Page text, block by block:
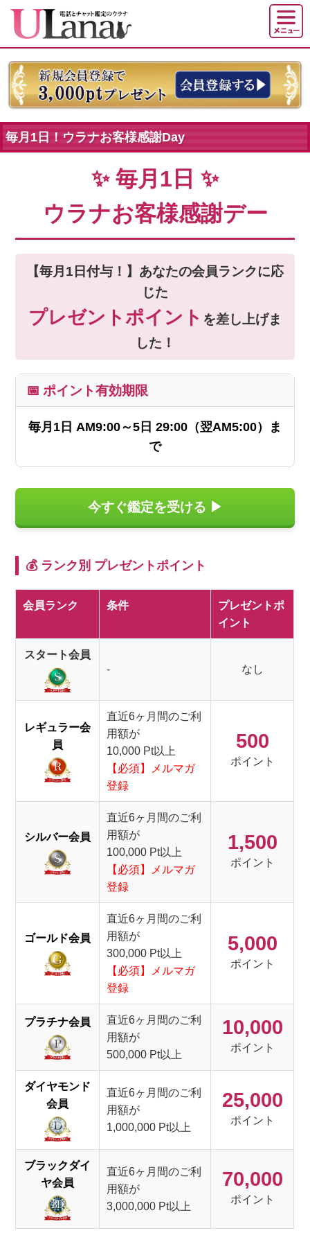
毎月1日！ウラナお客様感謝Day
✨ 毎月1日 ✨
ウラナお客様感謝デー
【毎月1日付与！】あなたの会員ランクに応
じた
プレゼントポイント を差し上げま
した！
📅 ポイント有効期限
毎月1日 AM9:00～5日 29:00（翌AM5:00）ま
で
今すぐ鑑定を受ける ▶
💰 ランク別 プレゼントポイント
会員ランク 条件
プレゼントポ
イント
スタート会員
-
なし
レギュラー会
員
直近6ヶ月間のご利
用額が
10,000 Pt以上
【必須】メルマガ
登録
500
ポイント
シルバー会員
直近6ヶ月間のご利
用額が
100,000 Pt以上
【必須】メルマガ
登録
1,500
ポイント
ゴールド会員
直近6ヶ月間のご利
用額が
300,000 Pt以上
【必須】メルマガ
登録
5,000
ポイント
プラチナ会員
直近6ヶ月間のご利
用額が
500,000 Pt以上
10,000
ポイント
ダイヤモンド
会員
直近6ヶ月間のご利
用額が
1,000,000 Pt以上
25,000
ポイント
ブラックダイ
ヤ会員
直近6ヶ月間のご利
用額が
3,000,000 Pt以上
70,000
ポイント